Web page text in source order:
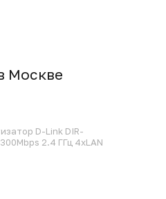
Москвe
D-Link DIR-
2.4 ГГц 4xLAN